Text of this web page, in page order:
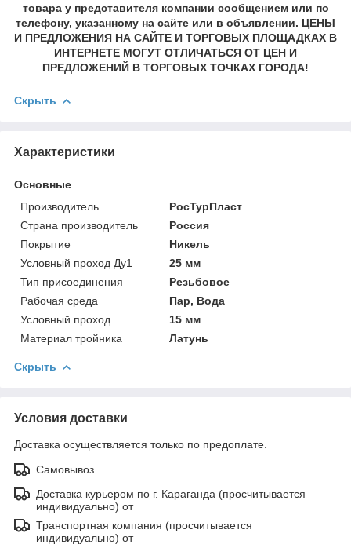
товара у представителя компании сообщением или по
телефону, указанному на сайте или в объявлении. ЦЕНЫ
И ПРЕДЛОЖЕНИЯ НА САЙТЕ И ТОРГОВЫХ ПЛОЩАДКАХ В
ИНТЕРНЕТЕ МОГУТ ОТЛИЧАТЬСЯ ОТ ЦЕН И
ПРЕДЛОЖЕНИЙ В ТОРГОВЫХ ТОЧКАХ ГОРОДА!
Скрыть
Характеристики
Основные
Производитель
РосТурПласт
Страна производитель
Россия
Покрытие
Никель
Условный проход Ду1
25 мм
Тип присоединения
Резьбовое
Рабочая среда
Пар, Вода
Условный проход
15 мм
Материал тройника
Латунь
Скрыть
Условия доставки
Доставка осуществляется только по предоплате.
Самовывоз
Доставка курьером по г. Караганда (просчитывается
индивидуально) от
Транспортная компания (просчитывается
индивидуально) от